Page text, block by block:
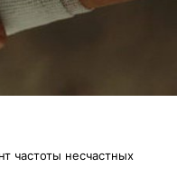
частоты несчастных